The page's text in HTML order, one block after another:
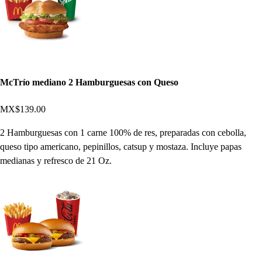
McTrío mediano 2 Hamburguesas con Queso
MX$139.00
2 Hamburguesas con 1 carne 100% de res, preparadas con cebolla,
queso tipo americano, pepinillos, catsup y mostaza. Incluye papas
medianas y refresco de 21 Oz.